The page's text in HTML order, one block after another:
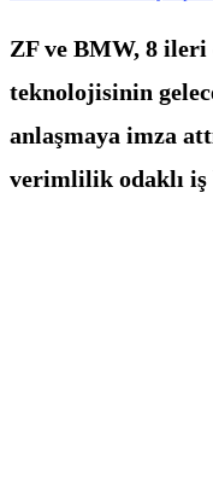
ZF ve BMW, 8 ileri
teknolojisinin
anlaşmaya imza
verimlilik odaklı